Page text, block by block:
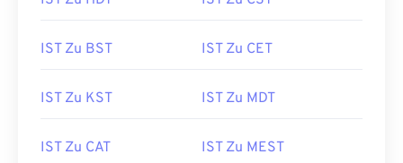
IST Zu BST IST Zu CET
IST Zu KST IST Zu MDT
IST Zu CAT IST Zu MEST